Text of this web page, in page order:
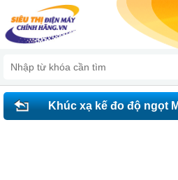
Khúc xạ kế đo độ ngọt